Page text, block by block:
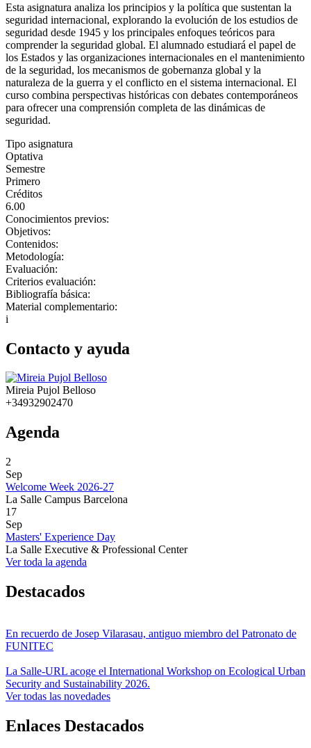
Esta asignatura analiza los principios y la política que sustentan la
seguridad internacional, explorando la evolución de los estudios de
seguridad desde 1945 y los principales enfoques teóricos para
comprender la seguridad global. El alumnado estudiará el papel de
los Estados y las organizaciones internacionales en el mantenimiento
de la seguridad, los mecanismos de gobernanza global y la
naturaleza de la guerra y el conflicto en el sistema internacional. El
curso combina perspectivas históricas con debates contemporáneos
para ofrecer una comprensión completa de las dinámicas de
seguridad.
Tipo asignatura
Optativa
Semestre
Primero
Créditos
6.00
Conocimientos previos:
Objetivos:
Contenidos:
Metodología:
Evaluación:
Criterios evaluación:
Bibliografía básica:
Material complementario:
i
Contacto y ayuda
Mireia Pujol Belloso
+34932902470
Agenda
2
Sep
Welcome Week 2026-27
La Salle Campus Barcelona
17
Sep
Masters' Experience Day
La Salle Executive & Professional Center
Ver toda la agenda
Destacados
En recuerdo de Josep Vilarasau, antiguo miembro del Patronato de
FUNITEC
La Salle-URL acoge el International Workshop on Ecological Urban
Security and Sustainability 2026.
Ver todas las novedades
Enlaces Destacados